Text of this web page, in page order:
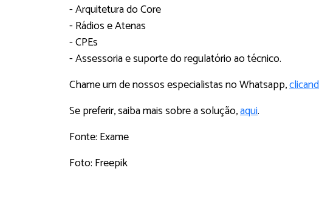
- Arquitetura do Core
- Rádios e Atenas
- CPEs
- Assessoria e suporte do regulatório ao técnico.
Chame um de nossos especialistas no Whatsapp,
Se preferir, saiba mais sobre a solução,aqui.
Fonte: Exame
Foto: Freepik